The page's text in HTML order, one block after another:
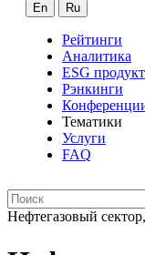
En Ru
Рейтинги
Аналитика
ESG
Рэнкинги
Тематики
Услуги
FAQ
Нефтегазовый